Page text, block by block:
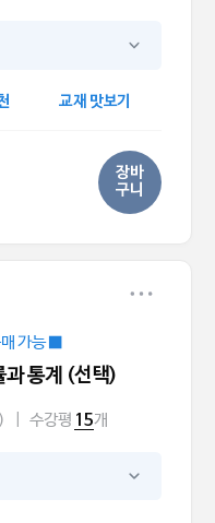
교재 맛보기
장바
구니
매 가능 ■
통계 (선택)
수강평 15개